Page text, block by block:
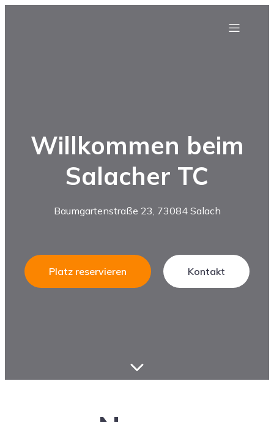
Willkommen beim
Salacher TC
Baumgartenstraße 23, 73084 Salach
Platz reservieren Kontakt